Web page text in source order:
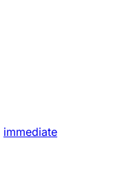
immediate